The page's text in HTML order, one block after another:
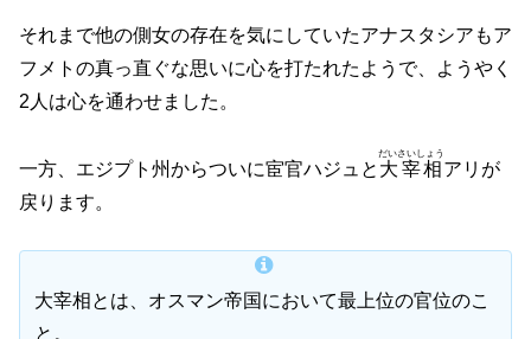
それまで他の側女の存在を気にしていたアナスタシアもア
フメトの真っ直ぐな思いに心を打たれたようで、ようやく
2人は心を通わせました。
一方、エジプト州からついに宦官ハジュと 大宰相
だいさいしょう
アリが
戻ります。
大宰相とは、オスマン帝国において最上位の官位のこ
と。